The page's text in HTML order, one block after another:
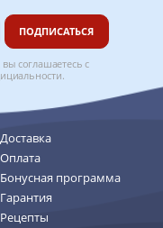
ПОДПИСАТЬСЯ
соглашаетесь с
.
Доставка
Оплата
Бонусная программа
Гарантия
Рецепты